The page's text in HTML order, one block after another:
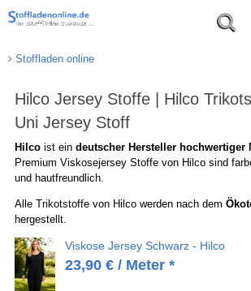
Stoffladen online
Hilco Jersey Stoffe | Hilco
Uni Jersey Stoff
Hilco ist ein deutscher Hersteller hochwertiger
Premium Viskosejersey Stoffe von Hilco sind
und hautfreundlich.
Alle Trikotstoffe von Hilco werden nach dem
hergestellt.
Viskose Jersey Schwarz - Hilco
23,90 €/ Meter *